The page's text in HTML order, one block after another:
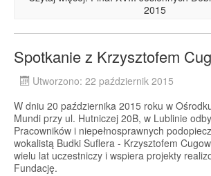
2015
Spotkanie z Krzysztofem
Utworzono: 22 październik 2015
W dniu 20 października 2015 roku w
Mundi przy ul. Hutniczej 20B, w Lublinie
Pracowników i niepełnosprawnych
wokalistą Budki Suflera - Krzysztofem
wielu lat uczestniczy i wspiera projekty
Fundację.